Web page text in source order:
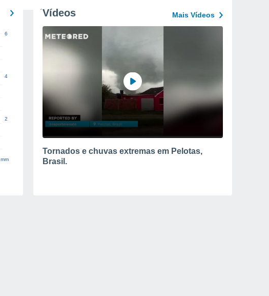
2
4
6
mm
Vídeos Mais Vídeos
Tornados e chuvas extremas em Pelotas,
Brasil.